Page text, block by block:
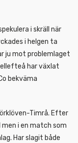
i skräll när
i helgen ta
ju mot problemlaget
har växlat
bekväma
Timrå. Efter
men i en match som
Har slagit både